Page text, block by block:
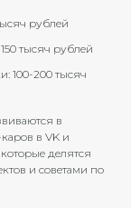
рублей
тысяч рублей
100-200 тысяч
в
в VK и
делятся
и советами по